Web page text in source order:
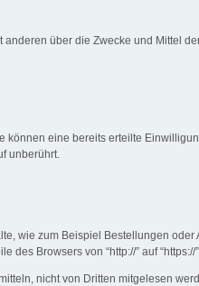
über die Zwecke und Mittel
eine bereits erteilte
unberührt.
wie zum Beispiel Bestellungen
Browsers von “http://” auf
nicht von Dritten mitgelesen